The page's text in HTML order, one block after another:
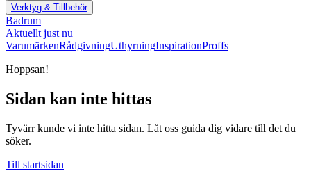
Verktyg & Tillbehör
Badrum
Aktuellt just nu
VarumärkenRådgivningUthyrningInspirationProffs
Hoppsan!
Sidan kan inte hittas
Tyvärr kunde vi inte hitta sidan. Låt oss guida dig vidare till det du
söker.
Till startsidan